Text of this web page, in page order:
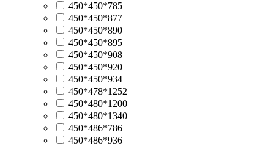
450*450*785
450*450*877
450*450*890
450*450*895
450*450*908
450*450*920
450*450*934
450*478*1252
450*480*1200
450*480*1340
450*486*786
450*486*936